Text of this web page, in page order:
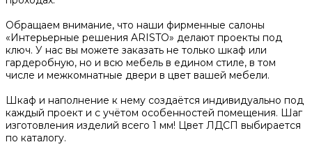
Обращаем внимание, что наши фирменные салоны
«Интерьерные решения ARISTO» делают проекты под
ключ. У нас вы можете заказать не только шкаф или
гардеробную, но и всю мебель в едином стиле, в том
числе и межкомнатные двери в цвет вашей мебели.
Шкаф и наполнение к нему создаётся индивидуально под
каждый проект и с учётом особенностей помещения. Шаг
изготовления изделий всего 1 мм! Цвет ЛДСП выбирается
по каталогу.